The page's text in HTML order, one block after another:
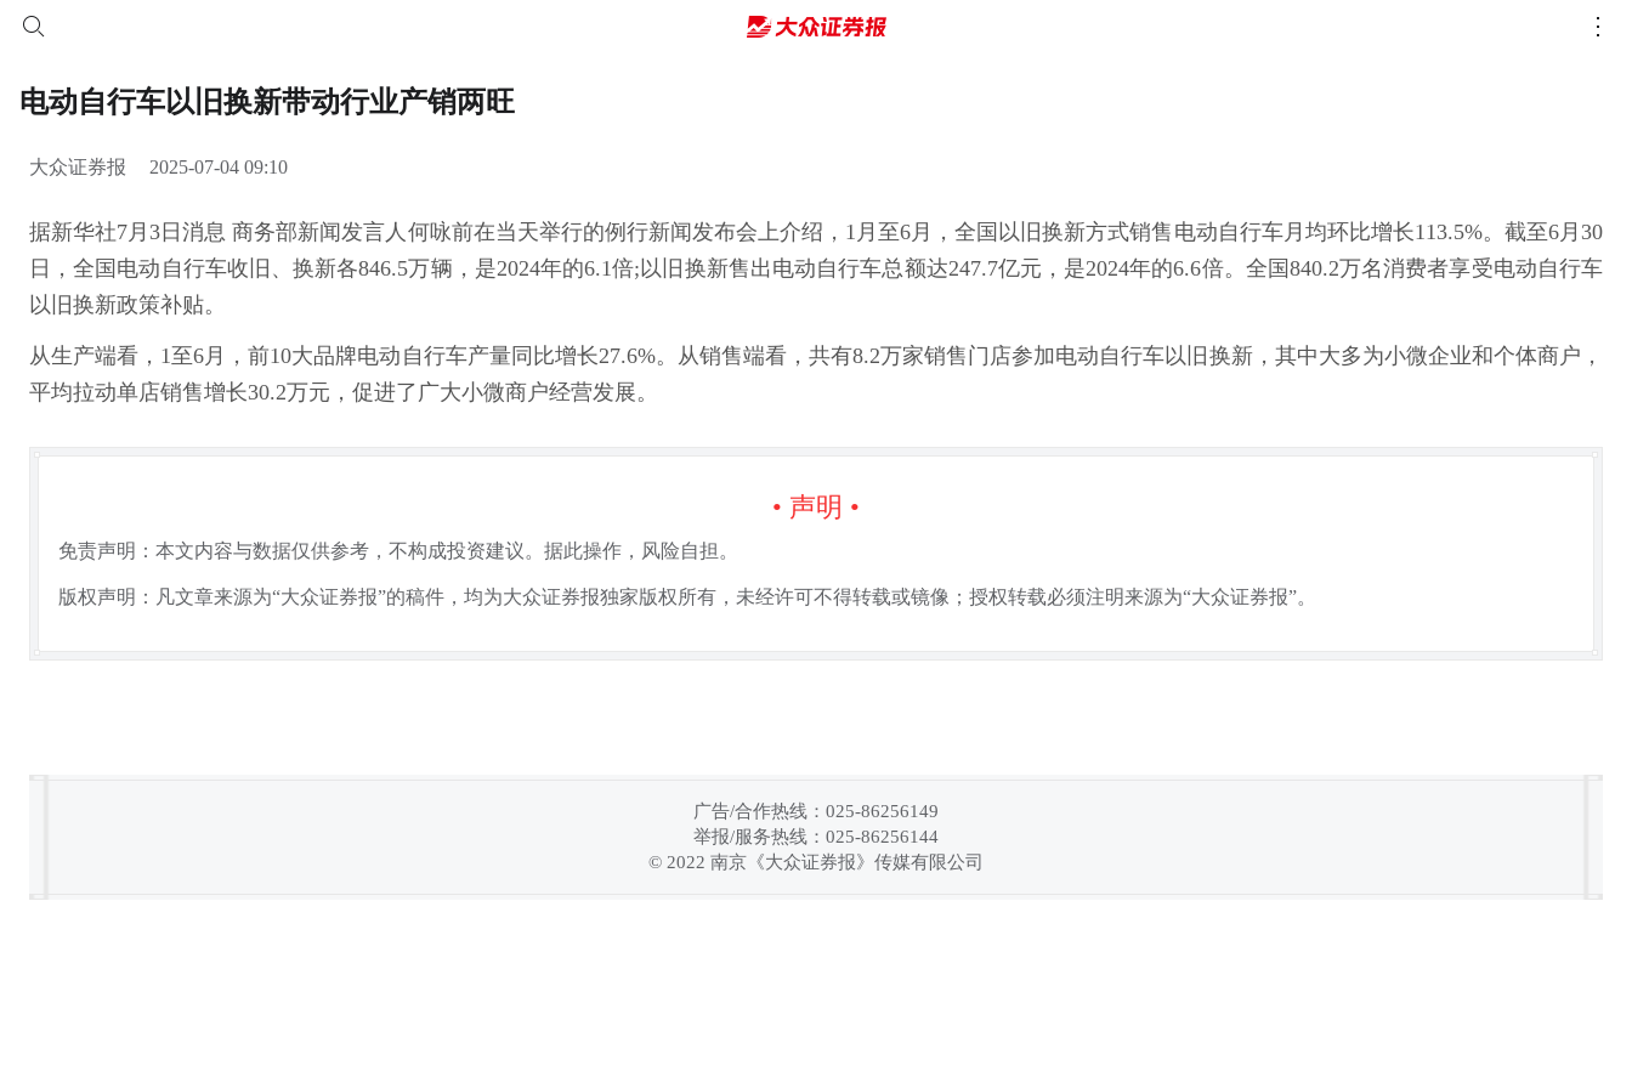
电动自行车以旧换新带动行业产销两旺
大众证券报 2025-07-04 09:10
据新华社7月3日消息 商务部新闻发言人何咏前在当天举行的例行新闻发布会上介绍，1月至6月，全国以旧换新方式销售电动自行车月均环比增长113.5%。截至6月30
日，全国电动自行车收旧、换新各846.5万辆，是2024年的6.1倍;以旧换新售出电动自行车总额达247.7亿元，是2024年的6.6倍。全国840.2万名消费者享受电动自行车
以旧换新政策补贴。
从生产端看，1至6月，前10大品牌电动自行车产量同比增长27.6%。从销售端看，共有8.2万家销售门店参加电动自行车以旧换新，其中大多为小微企业和个体商户，
平均拉动单店销售增长30.2万元，促进了广大小微商户经营发展。
• 声明 •
免责声明：本文内容与数据仅供参考，不构成投资建议。据此操作，风险自担。
版权声明：凡文章来源为“大众证券报”的稿件，均为大众证券报独家版权所有，未经许可不得转载或镜像；授权转载必须注明来源为“大众证券报”。
广告/合作热线：025-86256149
举报/服务热线：025-86256144
© 2022 南京《大众证券报》传媒有限公司